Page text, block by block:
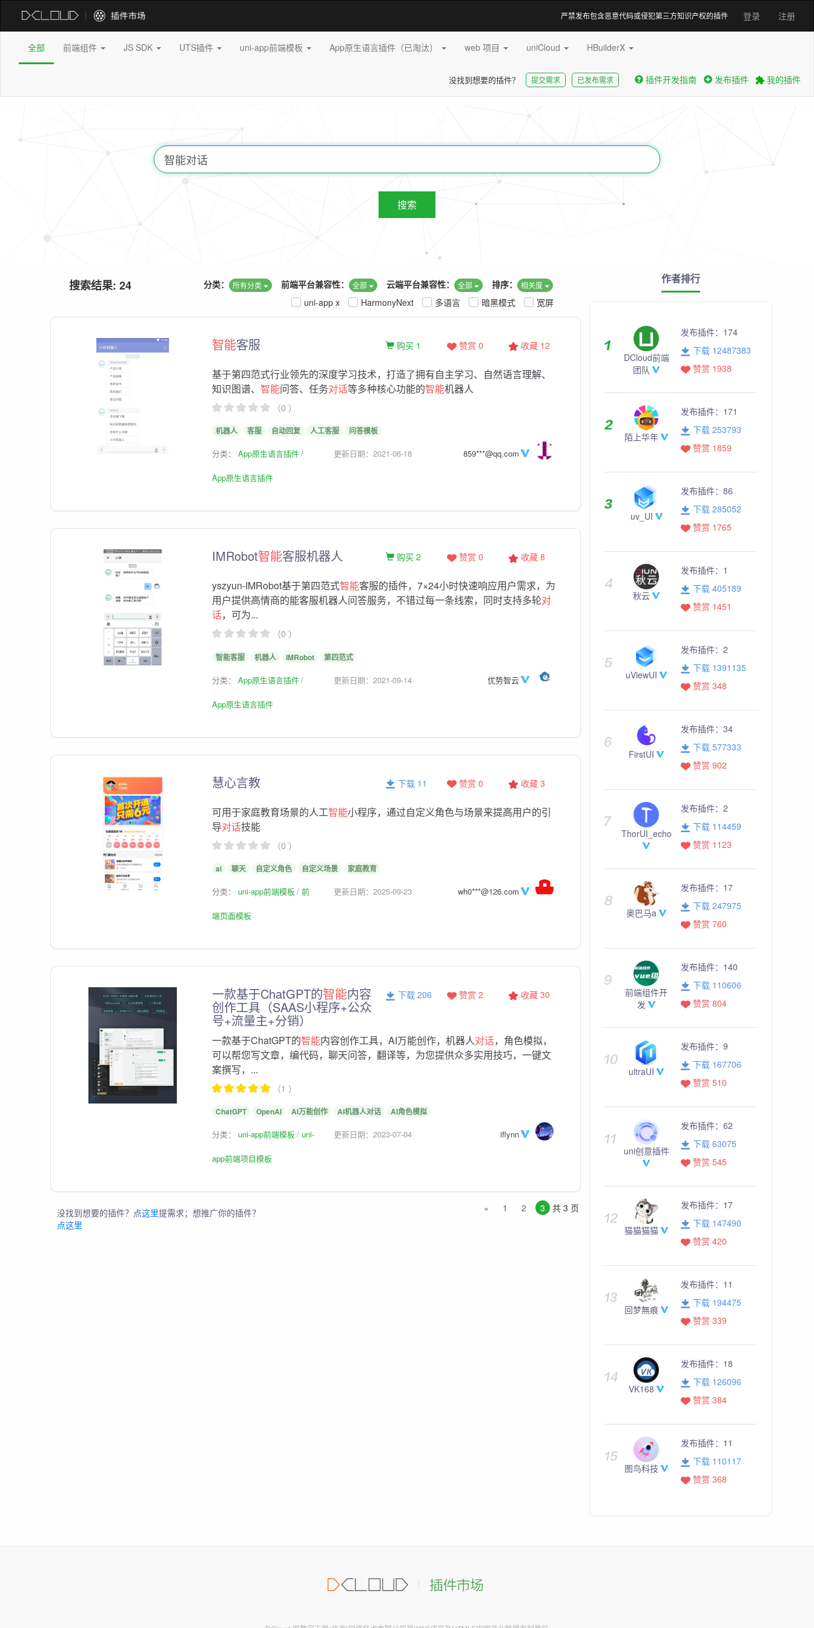
登录 注册
严禁发布包含恶意代码或侵犯第三方知识产权的插件
全部 前端组件 JS SDK UTS插件 uni-app前端模板 App原生语言插件（已淘汰） web 项目 uniCloud HBuilderX
没找到想要的插件？ 提交需求 已发布需求 插件开发指南 发布插件 我的插件
搜索
搜索结果: 24 排序： 相关度
云端平台兼容性： 全部
前端平台兼容性： 全部
分类： 所有分类
宽屏
暗黑模式
多语言
HarmonyNext
uni-app x
智能客服 收藏 12
赞赏 0
购买 1
基于第四范式行业领先的深度学习技术，打造了拥有自主学习、自然语言理解、
知识图谱、 智能问答、任务对话等多种核心功能的智能机器人
（0 ）
机器人 客服 自动回复 人工客服 问答模板
分类： App原生语言插件
App原生语言插件
更新日期：2021-06-18 859***@qq.com
IMRobot智能客服机器人 收藏 8
赞赏 0
购买 2
yszyun-IMRobot基于第四范式智能客服的插件，7×24小时快速响应用户需求，为
用户提供高情商的能客服机器人问答服务，不错过每一条线索，同时支持多轮对
话，可为...
（0 ）
智能客服 机器人 IMRobot 第四范式
分类： App原生语言插件
App原生语言插件
更新日期：2021-09-14 优势智云
慧心言教 收藏 3
赞赏 0
下载 11
可用于家庭教育场景的人工智能小程序，通过自定义角色与场景来提高用户的引
导对话技能
（0 ）
ai 聊天 自定义角色 自定义场景 家庭教育
分类： uni-app前端模板 前
端页面模板
更新日期：2025-09-23 wh0***@126.com
一款基于ChatGPT的智能内容
创作工具（SAAS小程序+公众
号+流量主+分销）
收藏 30
赞赏 2
下载 206
一款基于ChatGPT的智能内容创作工具，AI万能创作，机器人对话，角色模拟，
可以帮您写文章，编代码，聊天问答，翻译等，为您提供众多实用技巧，一键文
案撰写，...
（1 ）
ChatGPT OpenAI AI万能创作 AI机器人对话 AI角色模拟
分类： uni-app前端模板 uni-
app前端项目模板
更新日期：2023-07-04 iflynn
没找到想要的插件？点这里提需求；想推广你的插件？
点这里
共 3 页
« 1 2 3
作者排行
DCloud前端
团队
发布插件： 174
下载 12487383
赞赏 1938
陌上华年
发布插件： 171
下载 253793
赞赏 1859
uv_UI
发布插件： 86
下载 285052
赞赏 1765
秋云
发布插件： 1
下载 405189
赞赏 1451
uViewUI
发布插件： 2
下载 1391135
赞赏 348
FirstUI
发布插件： 34
下载 577333
赞赏 902
ThorUI_echo
发布插件： 2
下载 114459
赞赏 1123
奥巴马a
发布插件： 17
下载 247975
赞赏 760
前端组件开
发
发布插件： 140
下载 110606
赞赏 804
ultraUI
发布插件： 9
下载 167706
赞赏 510
uni创意插件
发布插件： 62
下载 63075
赞赏 545
猫猫猫猫
发布插件： 17
下载 147490
赞赏 420
回梦無痕
发布插件： 11
下载 194475
赞赏 339
VK168
发布插件： 18
下载 126096
赞赏 384
图鸟科技
发布插件： 11
下载 110117
赞赏 368